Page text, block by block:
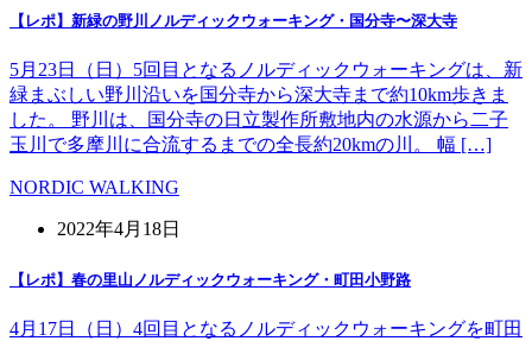
【レポ】新緑の野川ノルディックウォーキング・国分寺〜深大寺
5月23日（日）5回目となるノルディックウォーキングは、新
緑まぶしい野川沿いを国分寺から深大寺まで約10km歩きま
した。 野川は、国分寺の日立製作所敷地内の水源から二子
玉川で多摩川に合流するまでの全長約20kmの川。 幅 […]
NORDIC WALKING
2022年4月18日
【レポ】春の里山ノルディックウォーキング・町田小野路
4月17日（日）4回目となるノルディックウォーキングを町田